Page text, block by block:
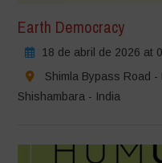
Earth Democracy
18 de abril de 2026 at
Shimla Bypass Road
Shishambara - India